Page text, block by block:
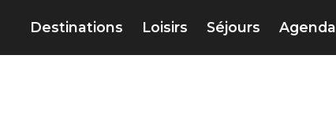
Destinations Loisirs Séjours Agenda